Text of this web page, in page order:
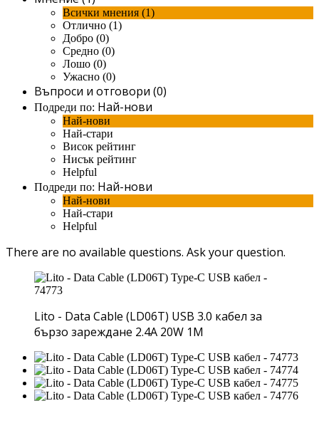
Всички мнения (1)
Отлично (1)
Добро (0)
Средно (0)
Лошо (0)
Ужасно (0)
Въпроси и отговори (0)
Подреди по: Най-нови
Най-нови
Най-стари
Висок рейтинг
Нисък рейтинг
Helpful
Подреди по: Най-нови
Най-нови
Най-стари
Helpful
There are no available questions. Ask your question.
Lito - Data Cable (LD06T) USB 3.0 кабел за
бързо зареждане 2.4A 20W 1M